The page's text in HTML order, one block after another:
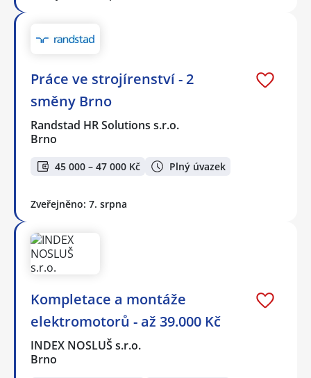
Práce ve strojírenství - 2
směny Brno
Randstad HR Solutions s.r.o.
Brno
45 000 – 47 000 Kč Plný úvazek
Zveřejněno: 7. srpna
Kompletace a montáže
elektromotorů - až 39.000 Kč
INDEX NOSLUŠ s.r.o.
Brno